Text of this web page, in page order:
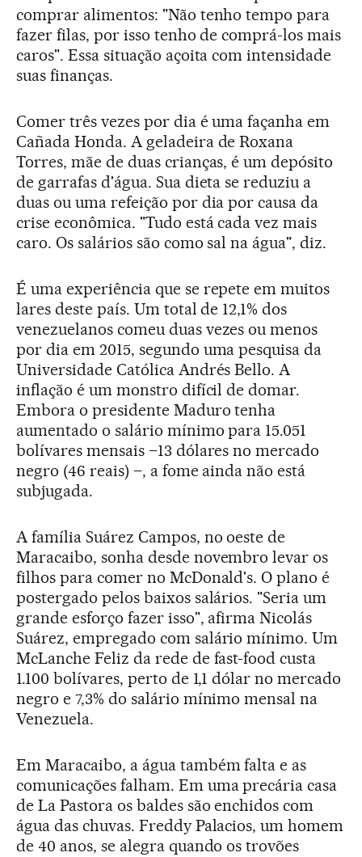
comprar alimentos: "Não tenho tempo para
fazer filas, por isso tenho de comprá-los mais
caros". Essa situação açoita com intensidade
suas finanças.
Comer três vezes por dia é uma façanha em
Cañada Honda. A geladeira de Roxana
Torres, mãe de duas crianças, é um depósito
de garrafas d'água. Sua dieta se reduziu a
duas ou uma refeição por dia por causa da
crise econômica. "Tudo está cada vez mais
caro. Os salários são como sal na água", diz.
É uma experiência que se repete em muitos
lares deste país. Um total de 12,1% dos
venezuelanos comeu duas vezes ou menos
por dia em 2015, segundo uma pesquisa da
Universidade Católica Andrés Bello. A
inflação é um monstro difícil de domar.
Embora o presidente Maduro tenha
aumentado o salário mínimo para 15.051
bolívares mensais –13 dólares no mercado
negro (46 reais) –, a fome ainda não está
subjugada.
A família Suárez Campos, no oeste de
Maracaibo, sonha desde novembro levar os
filhos para comer no McDonald's. O plano é
postergado pelos baixos salários. "Seria um
grande esforço fazer isso", afirma Nicolás
Suárez, empregado com salário mínimo. Um
McLanche Feliz da rede de fast-food custa
1.100 bolívares, perto de 1,1 dólar no mercado
negro e 7,3% do salário mínimo mensal na
Venezuela.
Em Maracaibo, a água também falta e as
comunicações falham. Em uma precária casa
de La Pastora os baldes são enchidos com
água das chuvas. Freddy Palacios, um homem
de 40 anos, se alegra quando os trovões